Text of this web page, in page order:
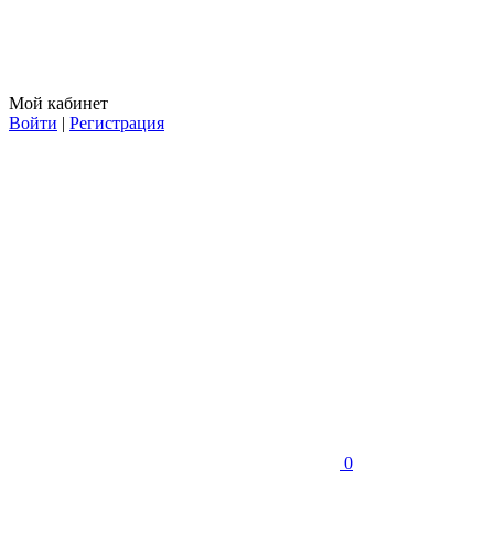
Мой кабинет
Войти | Регистрация
0